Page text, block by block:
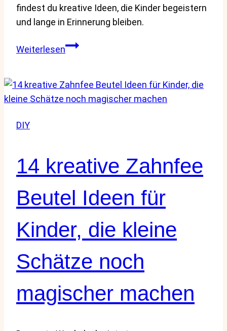
findest du kreative Ideen, die Kinder begeistern
und lange in Erinnerung bleiben.
Weiterlesen12
von
der
strahlen
lassen
DIY
14 kreative Zahnfee
Beutel Ideen für
Kinder, die kleine
Schätze noch
magischer machen